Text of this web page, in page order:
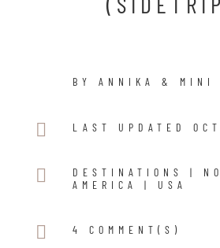
BY ANNIKA & MINI
 LAST UPDATED
 DESTINATIONS |
AMERICA
| USA
 4 COMMENT(S)